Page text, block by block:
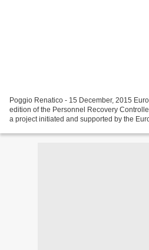
Poggio Renatico - 15 December, 2015
edition of the Personnel Recovery
a project initiated and supported by the